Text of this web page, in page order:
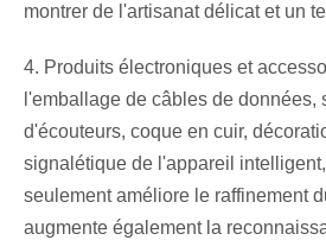
montrer de l'artisanat délicat et un
4. Produits électroniques et
l'emballage de câbles de données,
d'écouteurs, coque en cuir,
signalétique de l'appareil
seulement améliore le raffinement
augmente également la